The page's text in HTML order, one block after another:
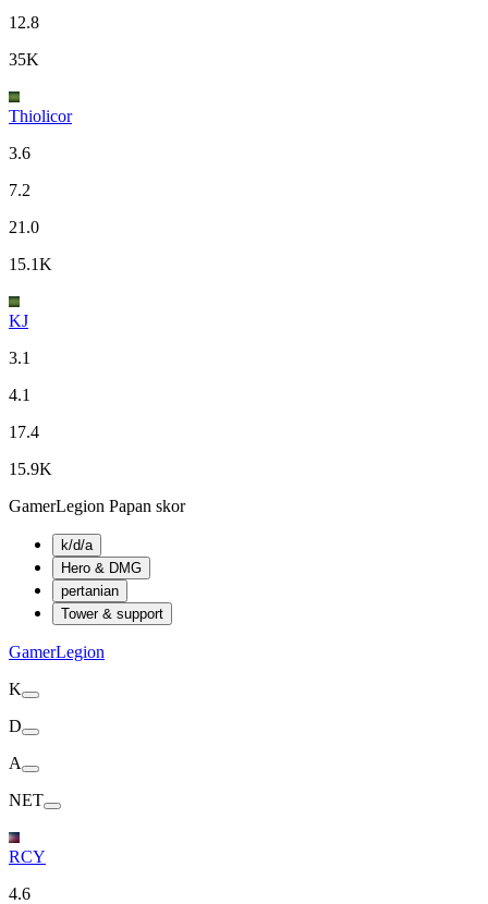
12.8
35K
Thiolicor
3.6
7.2
21.0
15.1K
KJ
3.1
4.1
17.4
15.9K
GamerLegion Papan skor
k/d/a
Hero & DMG
pertanian
Tower & support
GamerLegion
K
D
A
NET
RCY
4.6